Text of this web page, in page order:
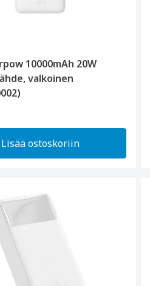
10000mAh 20W
valkoinen
Lisää ostoskoriin